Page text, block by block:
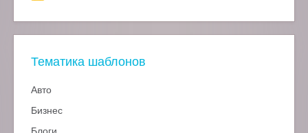
Тематика шаблонов
Авто
Бизнес